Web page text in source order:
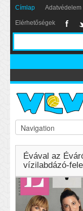
Címlap Adatvédelem
Elérhetőségek
Évával az
vízilabdázó-